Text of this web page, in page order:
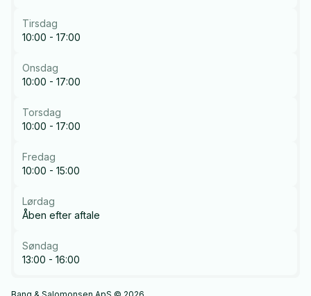
Tirsdag
10:00 - 17:00
Onsdag
10:00 - 17:00
Torsdag
10:00 - 17:00
Fredag
10:00 - 15:00
Lørdag
Åben efter aftale
Søndag
13:00 - 16:00